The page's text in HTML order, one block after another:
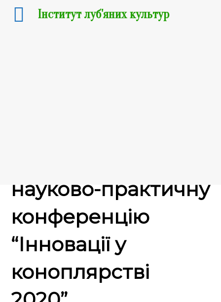
науково-практичну
конференцію
“Інновації у
коноплярстві
Інститут луб'яних культур